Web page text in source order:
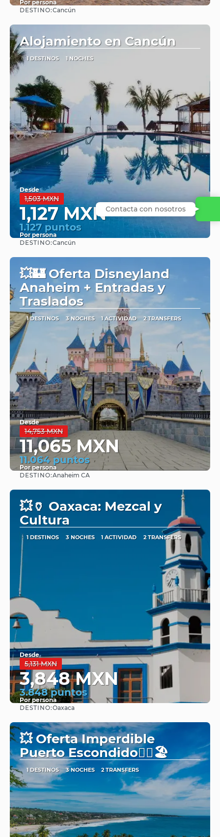
Por persona
DESTINO:Cancún
Alojamiento en Cancún
1 DESTINOS 1 NOCHES
Desde
1,503 MXN
1,127 MXN
1.127 puntos
Por persona
DESTINO:Cancún
💥🏰 Oferta Disneyland
Anaheim + Entradas y
Traslados
1 DESTINOS 3 NOCHES 1 ACTIVIDAD 2 TRANSFERS
Desde
14,753 MXN
11,065 MXN
11.064 puntos
Por persona
DESTINO:Anaheim CA
💥🏺 Oaxaca: Mezcal y
Cultura
1 DESTINOS 3 NOCHES 1 ACTIVIDAD 2 TRANSFERS
Desde
5,131 MXN
3,848 MXN
3.848 puntos
Por persona
DESTINO:Oaxaca
💥 Oferta Imperdible
Puerto Escondido🏄‍♂️🏖️
1 DESTINOS 3 NOCHES 2 TRANSFERS
Contacta con nosotros